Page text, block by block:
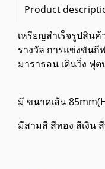
Product
เหรียญสำเร็จรูปสิน
รางวัล การแข่งขันกี
มาราธอน เดินวิ่ง ฟุ
มี ขนาดเส้น
มีสามสี สีทอง สีเงิน สี